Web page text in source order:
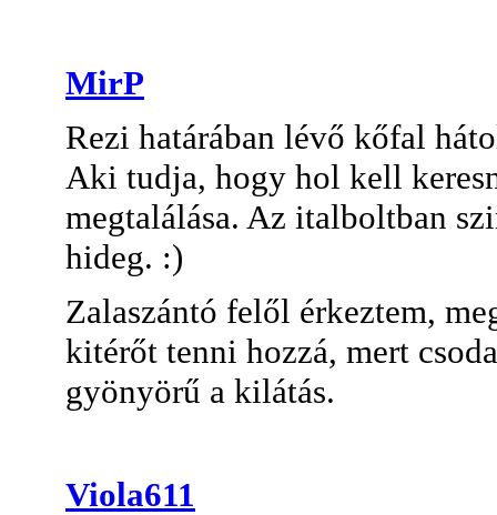
MirP
Rezi határában lévő kőfal
Aki tudja, hogy hol kell
megtalálása. Az italboltban
hideg. :)
Zalaszántó felől érkeztem,
kitérőt tenni hozzá, mert
gyönyörű a kilátás.
Viola611